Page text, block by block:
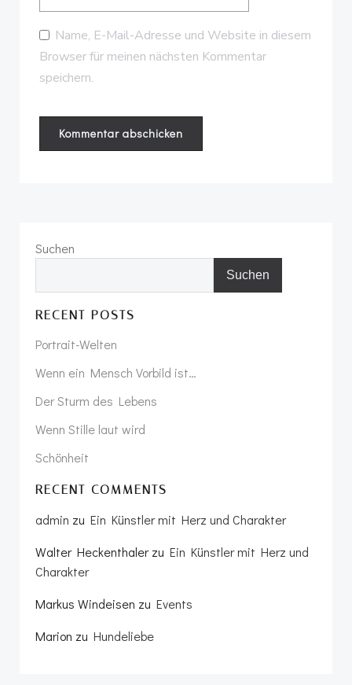
Name, E-Mail-Adresse und Website in diesem
Browser für meinen nächsten Kommentar
speichern.
Suchen
Suchen
RECENT POSTS
Portrait-Welten
Wenn ein Mensch Vorbild ist…
Der Sturm des Lebens
Wenn Stille laut wird
Schönheit
RECENT COMMENTS
admin zu Ein Künstler mit Herz und Charakter
Walter Heckenthalerzu Ein Künstler mit Herz und
Charakter
Markus Windeisen zu Events
Marion zu Hundeliebe